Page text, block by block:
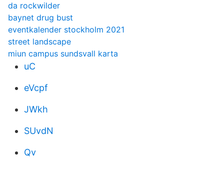
da rockwilder
baynet drug bust
eventkalender stockholm 2021
street landscape
miun campus sundsvall karta
uC
eVcpf
JWkh
SUvdN
Qv